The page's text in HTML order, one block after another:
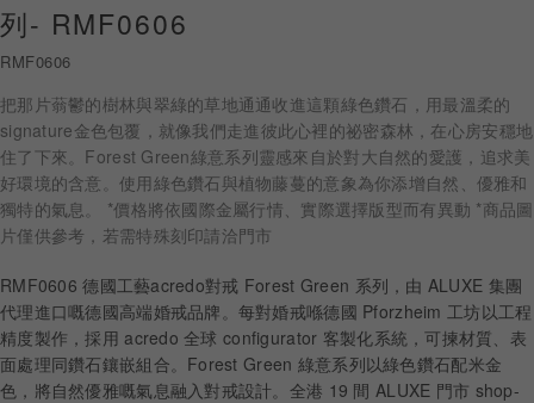
關於ALUXE
最新消息
婚禮護照
LANGUAGE
列- RMF0606
RMF0606
把那片蓊鬱的樹林與翠綠的草地通通收進這顆綠色鑽石，用最溫柔的
signature金色包覆，就像我們走進彼此心裡的祕密森林，在心房安穩地
住了下來。Forest Green綠意系列靈感來自於對大自然的愛護，追求美
好環境的含意。使用綠色鑽石與植物藤蔓的意象為你添增自然、優雅和
獨特的氣息。 *價格將依國際金屬行情、實際選擇版型而有異動 *商品圖
片僅供參考，若需特殊刻印請洽門市
RMF0606 德國工藝acredo對戒 Forest Green 系列，由 ALUXE 集團
代理進口嘅德國高端婚戒品牌。每對婚戒喺德國 Pforzheim 工坊以工程
精度製作，採用 acredo 全球 configurator 客製化系統，可揀材質、表
面處理同鑽石鑲嵌組合。Forest Green 綠意系列以綠色鑽石配米金
色，將自然優雅嘅氣息融入對戒設計。全港 19 間 ALUXE 門市 shop-